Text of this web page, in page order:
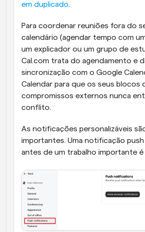
em duplicado.
Para coordenar reuniões fora do
calendário (agendar tempo com
um explicador ou um grupo de
Cal.com trata do agendamento e
sincronização com o Google
Calendar para que os seus blocos
compromissos externos nunca
conflito.
As notificações personalizáveis
importantes. Uma notificação push
antes de um trabalho importante é